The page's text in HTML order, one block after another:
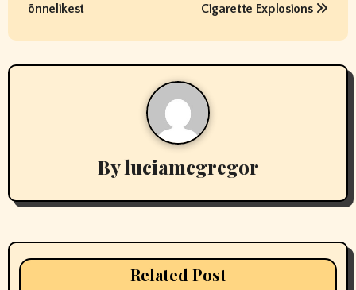
s
t
i
a
õnnelikest
Cigarette Explosions
Byluciamcgregor
Related Post